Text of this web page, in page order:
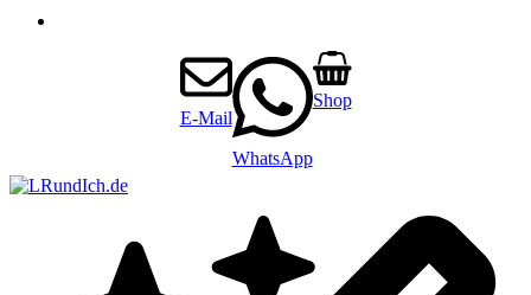
E-Mail
WhatsApp
Shop